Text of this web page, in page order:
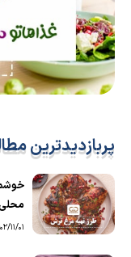
پربازدیدترین
11/01